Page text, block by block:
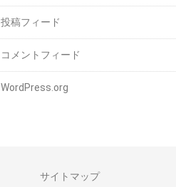
投稿フィード
コメントフィード
WordPress.org
サイトマップ